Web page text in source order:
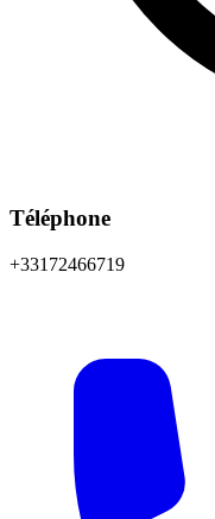
Téléphone
+33172466719